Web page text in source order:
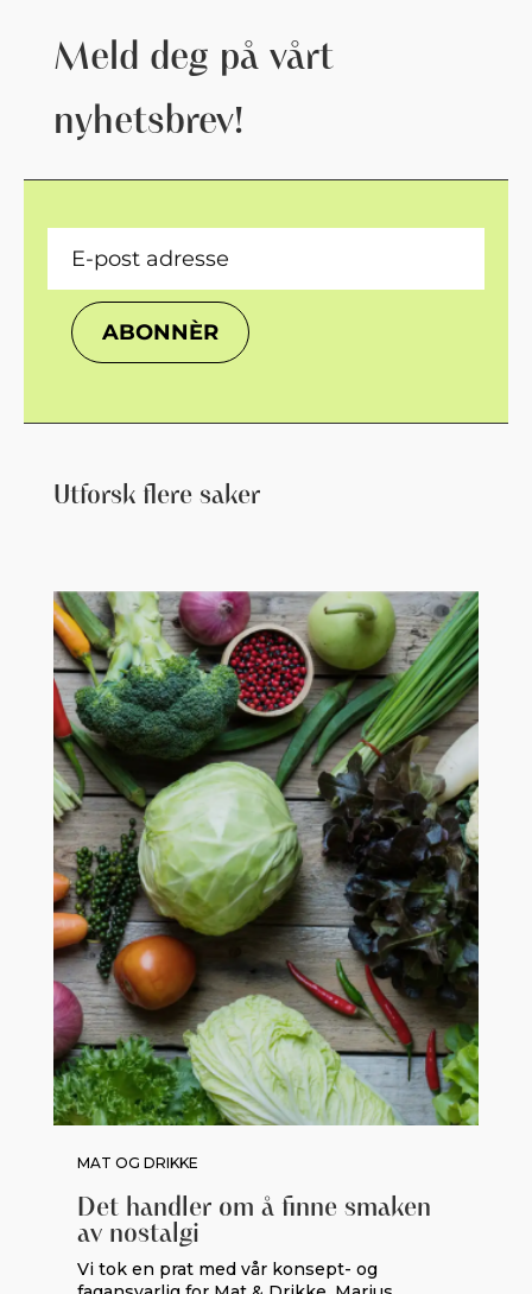
Meld deg på vårt
nyhetsbrev!
ABONNÈR
Utforsk flere saker
MAT OG DRIKKE
Det handler om å finne smaken
av nostalgi
Vi tok en prat med vår konsept- og